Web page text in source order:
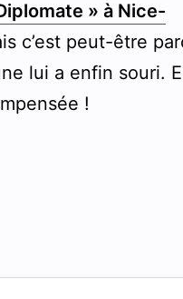
» à Nice-
c’est peut-être
lui a enfin souri.
!